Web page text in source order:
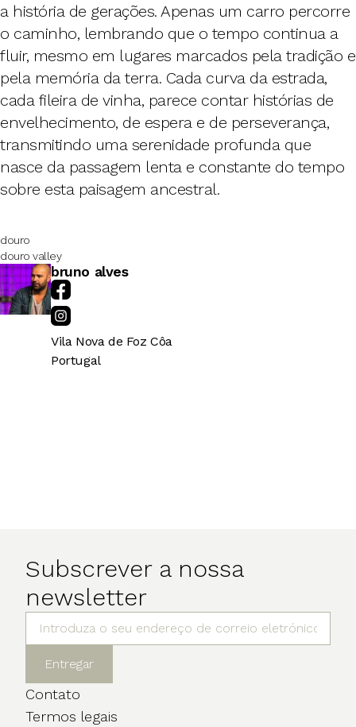
a história de gerações. Apenas um carro percorre
o caminho, lembrando que o tempo continua a
fluir, mesmo em lugares marcados pela tradição e
pela memória da terra. Cada curva da estrada,
cada fileira de vinha, parece contar histórias de
envelhecimento, de espera e de perseverança,
transmitindo uma serenidade profunda que
nasce da passagem lenta e constante do tempo
sobre esta paisagem ancestral.
douro
douro valley
bruno alves
Vila Nova de Foz Côa
Portugal
Subscrever a nossa
newsletter
Entregar
Contato
Termos legais